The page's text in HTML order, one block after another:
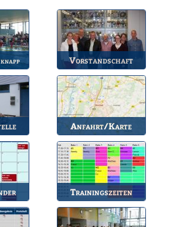
Vorstandschaft
Unsere amtierende
Vorstandschaft.
Anfahrt/Karte
So können Sie uns
erreichen.
Trainingszeiten
Bahnbelegungen der
Gruppen.